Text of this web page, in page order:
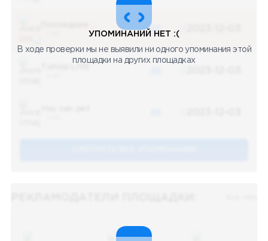
48
УПОМИНАНИЙ НЕТ :(
В ходе проверки мы не выявили ни одного упоминания этой
площадки на других площадках